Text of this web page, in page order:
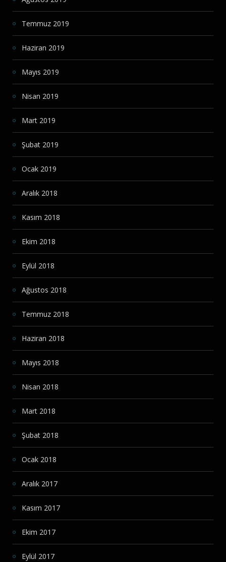
Temmuz 2019
Haziran 2019
Mayıs 2019
Nisan 2019
Mart 2019
Şubat 2019
Ocak 2019
Aralık 2018
Kasım 2018
Ekim 2018
Eylül 2018
Ağustos 2018
Temmuz 2018
Haziran 2018
Mayıs 2018
Nisan 2018
Mart 2018
Şubat 2018
Ocak 2018
Aralık 2017
Kasım 2017
Ekim 2017
Eylül 2017